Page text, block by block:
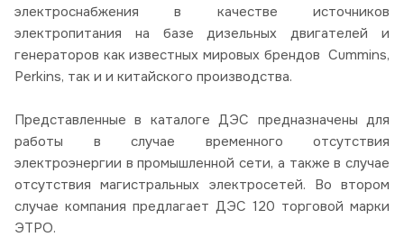
электроснабжения в качестве источников
электропитания на базе дизельных двигателей и
генераторов как известных мировых брендов Cummins,
Perkins, так и и китайского производства.
Представленные в каталоге ДЭС предназначены для
работы в случае временного отсутствия
электроэнергии в промышленной сети, а также в случае
отсутствия магистральных электросетей. Во втором
случае компания предлагает ДЭС 120 торговой марки
ЭТРО.